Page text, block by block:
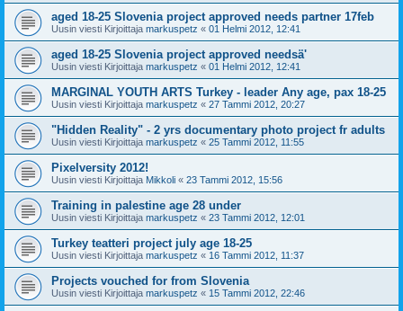
aged 18-25 Slovenia project approved needs partner 17feb
Uusin viesti Kirjoittaja markuspetz « 01 Helmi 2012, 12:41
aged 18-25 Slovenia project approved needsä'
Uusin viesti Kirjoittaja markuspetz « 01 Helmi 2012, 12:41
MARGINAL YOUTH ARTS Turkey - leader Any age, pax 18-25
Uusin viesti Kirjoittaja markuspetz « 27 Tammi 2012, 20:27
"Hidden Reality" - 2 yrs documentary photo project fr adults
Uusin viesti Kirjoittaja markuspetz « 25 Tammi 2012, 11:55
Pixelversity 2012!
Uusin viesti Kirjoittaja Mikkoli « 23 Tammi 2012, 15:56
Training in palestine age 28 under
Uusin viesti Kirjoittaja markuspetz « 23 Tammi 2012, 12:01
Turkey teatteri project july age 18-25
Uusin viesti Kirjoittaja markuspetz « 16 Tammi 2012, 11:37
Projects vouched for from Slovenia
Uusin viesti Kirjoittaja markuspetz « 15 Tammi 2012, 22:46